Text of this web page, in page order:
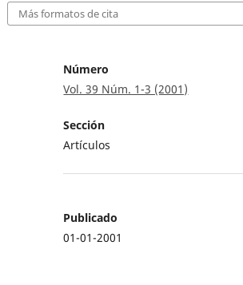
Más formatos de cita
Número
Vol. 39 Núm. 1-3 (2001)
Sección
Artículos
Publicado
01-01-2001